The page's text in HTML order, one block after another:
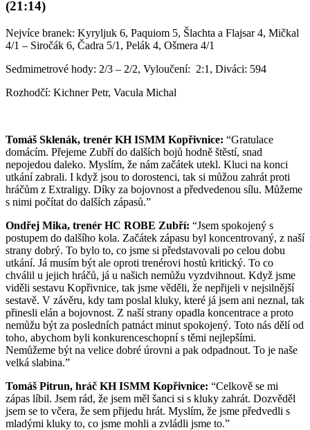
(21:14)
Nejvíce branek: Kyryljuk 6, Paquiom 5, Šlachta a Flajsar 4, Mičkal
4/1 – Siročák 6, Čadra 5/1, Pelák 4, Ošmera 4/1
Sedmimetrové hody: 2/3 – 2/2, Vyloučení: 2:1, Diváci: 594
Rozhodčí: Kichner Petr, Vacula Michal
Tomáš Sklenák, trenér KH ISMM Kopřivnice: “Gratulace
domácím. Přejeme Zubří do dalších bojů hodně štěstí, snad
nepojedou daleko. Myslím, že nám začátek utekl. Kluci na konci
utkání zabrali. I když jsou to dorostenci, tak si můžou zahrát proti
hráčům z Extraligy. Díky za bojovnost a předvedenou sílu. Můžeme
s nimi počítat do dalších zápasů.”
Ondřej Mika, trenér HC ROBE Zubří: “Jsem spokojený s
postupem do dalšího kola. Začátek zápasu byl koncentrovaný, z naší
strany dobrý. To bylo to, co jsme si představovali po celou dobu
utkání. Já musím být ale oproti trenérovi hostů kritický. To co
chválil u jejich hráčů, já u našich nemůžu vyzdvihnout. Když jsme
viděli sestavu Kopřivnice, tak jsme věděli, že nepřijeli v nejsilnější
sestavě. V závěru, kdy tam poslal kluky, které já jsem ani neznal, tak
přinesli elán a bojovnost. Z naší strany opadla koncentrace a proto
nemůžu být za posledních patnáct minut spokojený. Toto nás dělí od
toho, abychom byli konkurenceschopní s těmi nejlepšími.
Nemůžeme být na velice dobré úrovni a pak odpadnout. To je naše
velká slabina.”
Tomáš Pitrun, hráč KH ISMM Kopřivnice: “Celkově se mi
zápas líbil. Jsem rád, že jsem měl šanci si s kluky zahrát. Dozvěděl
jsem se to včera, že sem přijedu hrát. Myslím, že jsme předvedli s
mladými kluky to, co jsme mohli a zvládli jsme to.”